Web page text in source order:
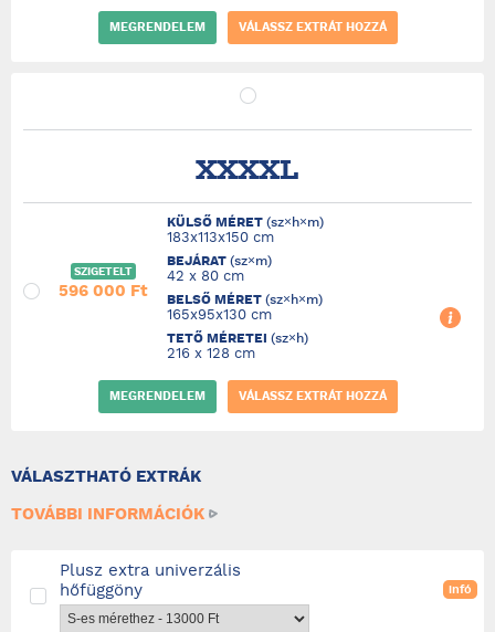
MEGRENDELEM VÁLASSZ EXTRÁT HOZZÁ
XXXXL
SZIGETELT
596 000 Ft
KÜLSŐ MÉRET (sz×h×m)
183x113x150 cm
BEJÁRAT (sz×m)
42 x 80 cm
BELSŐ MÉRET (sz×h×m)
165x95x130 cm
TETŐ MÉRETEI (sz×h)
216 x 128 cm
MEGRENDELEM VÁLASSZ EXTRÁT HOZZÁ
VÁLASZTHATÓ EXTRÁK
TOVÁBBI INFORMÁCIÓK
Plusz extra univerzális
hőfüggöny
infó